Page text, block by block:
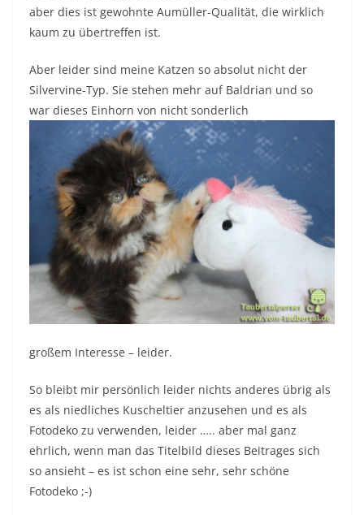
aber dies ist gewohnte Aumüller-Qualität, die wirklich
kaum zu übertreffen ist.
Aber leider sind meine Katzen so absolut nicht der
Silvervine-Typ. Sie stehen mehr auf Baldrian und so
war dieses Einhorn von nicht sonderlich
großem Interesse – leider.
So bleibt mir persönlich leider nichts anderes übrig als
es als niedliches Kuscheltier anzusehen und es als
Fotodeko zu verwenden, leider ….. aber mal ganz
ehrlich, wenn man das Titelbild dieses Beitrages sich
so ansieht – es ist schon eine sehr, sehr schöne
Fotodeko ;-)